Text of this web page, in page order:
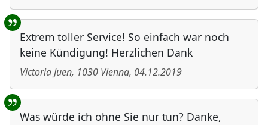
Extrem toller Service! So einfach war noch
keine Kündigung! Herzlichen Dank
Victoria Juen, 1030 Vienna, 04.12.2019
Was würde ich ohne Sie nur tun? Danke,